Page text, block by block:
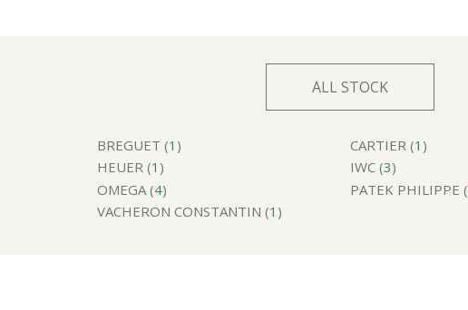
ALL STOCK
BREGUET (1 ) CARTIER (1 )
HEUER (1 ) IWC (3)
OMEGA (4) PATEK PHILIPPE (
VACHERON CONSTANTIN (1 )